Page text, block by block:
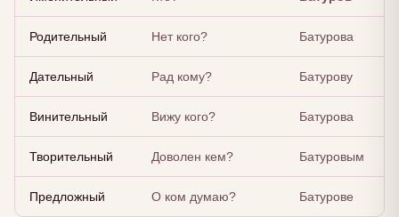
Родительный Нет кого? Батурова
Дательный Рад кому? Батурову
Винительный Вижу кого? Батурова
Творительный Доволен кем? Батуровым
Предложный О ком думаю? Батурове